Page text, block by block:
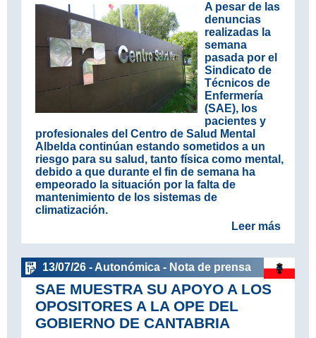
A pesar de las
denuncias
realizadas la
semana
pasada por el
Sindicato de
Técnicos de
Enfermería
(SAE), los
pacientes y
profesionales del Centro de Salud Mental
Albelda continúan estando sometidos a un
riesgo para su salud, tanto física como mental,
debido a que durante el fin de semana ha
empeorado la situación por la falta de
mantenimiento de los sistemas de
climatización.
Leer más
13/07/26 - Autonómica - Nota de prensa
SAE MUESTRA SU APOYO A LOS
OPOSITORES A LA OPE DEL
GOBIERNO DE CANTABRIA